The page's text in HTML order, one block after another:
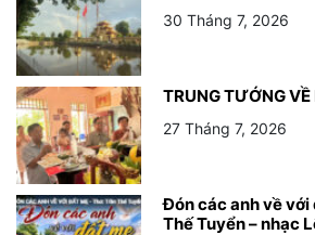
30 Tháng 7, 2026
TRUNG TƯỚNG VỀ
27 Tháng 7, 2026
Đón các anh về với
Thế Tuyển – nhạc